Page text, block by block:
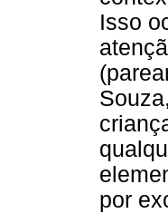
Isso
por